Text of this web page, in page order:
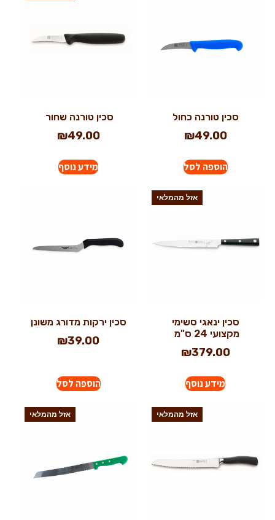
סכין טורנה כחול
₪49.00
הוספה לסל
סכין טורנה שחור
₪49.00
מידע נוסף
אזל מהמלאי
סכין ינאגי סשימי
מקצועי 24 ס"מ
₪379.00
מידע נוסף
סכין ירקות מדורג משונן
₪39.00
הוספה לסל
אזל מהמלאי אזל מהמלאי